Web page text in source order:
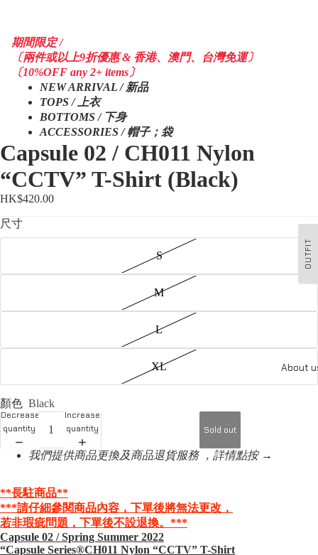
About
OUTFIT
期間限定 /
〔兩件或以上9折優惠 & 香港、澳門、台灣免運〕
〔10%OFF any 2+ items〕
NEW ARRIVAL / 新品
TOPS / 上衣
BOTTOMS / 下身
ACCESSORIES / 帽子；袋
Capsule 02 / CH011 Nylon
“CCTV” T-Shirt (Black)
HK$420.00
尺寸
S
M
L
XL
顏色 Black
Decrease
quantity
Increase
quantity
Sold out
我們提供商品更換及商品退貨服務 ，詳情點按 →
**長駐商品**
***請仔細參閱商品內容，下單後將無法更改，
若非瑕疵問題， 下單後不設退換。***
Capsule 02 / Spring Summer 2022
“Capsule Series®️CH011 Nylon “CCTV” T-Shirt